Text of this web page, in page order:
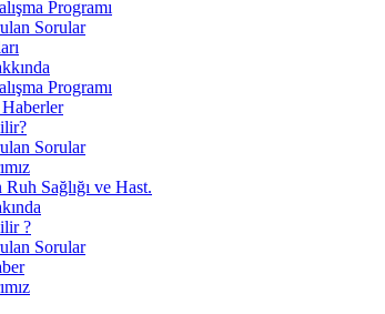
Programı
Sorular
Programı
Sorular
Sağlığı ve Hast.
?
Sorular